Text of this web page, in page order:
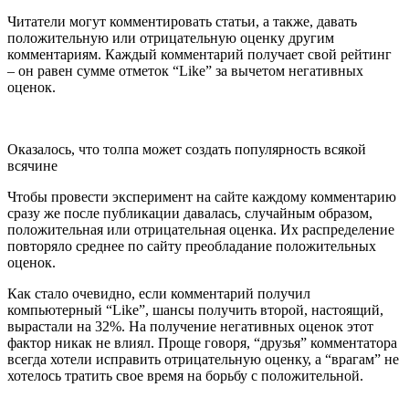
Читатели могут комментировать статьи, а также, давать
положительную или отрицательную оценку другим
комментариям. Каждый комментарий получает свой рейтинг
– он равен сумме отметок “Like” за вычетом негативных
оценок.
Оказалось, что толпа может создать популярность всякой
всячине
Чтобы провести эксперимент на сайте каждому комментарию
сразу же после публикации давалась, случайным образом,
положительная или отрицательная оценка. Их распределение
повторяло среднее по сайту преобладание положительных
оценок.
Как стало очевидно, если комментарий получил
компьютерный “Like”, шансы получить второй, настоящий,
вырастали на 32%. На получение негативных оценок этот
фактор никак не влиял. Проще говоря, “друзья” комментатора
всегда хотели исправить отрицательную оценку, а “врагам” не
хотелось тратить свое время на борьбу с положительной.